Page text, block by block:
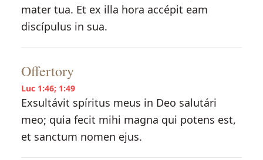
mater tua. Et ex illa hora accépit eam
discípulus in sua.
Offertory
Luc 1:46; 1:49
Exsultávit spíritus meus in Deo salutári
meo; quia fecit mihi magna qui potens est,
et sanctum nomen ejus.